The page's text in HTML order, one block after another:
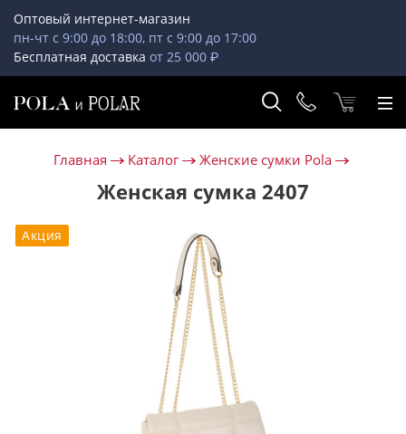
Оптовый интернет-магазин
пн-чт с 9:00 до 18:00, пт с 9:00 до 17:00
Бесплатная доставка от 25 000 ₽
Главная Каталог Женские сумки Pola
Женская сумка 2407
Акция